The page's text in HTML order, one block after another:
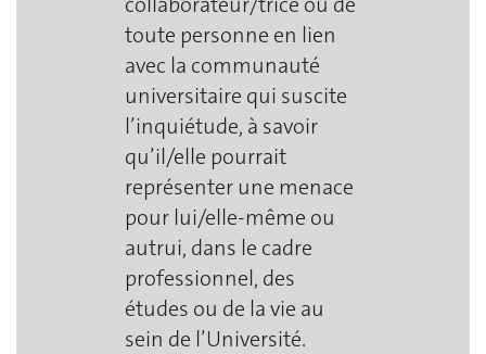
toute personne en lien
avec la communauté
universitaire qui suscite
l’inquiétude, à savoir
qu’il/elle pourrait
représenter une menace
pour lui/elle-même ou
autrui, dans le cadre
professionnel, des
études ou de la vie au
sein de l’Université.